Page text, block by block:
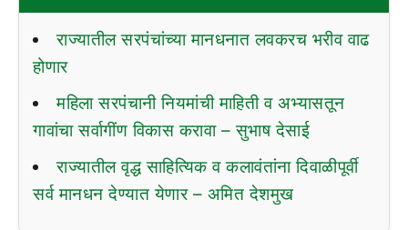
राज्यातील सरपंचांच्या मानधनात लवकरच भरीव वाढ
होणार
महिला सरपंचानी नियमांची माहिती व अभ्यासतून
गावांचा सर्वागींण विकास करावा – सुभाष देसाई
राज्यातील वृद्ध साहित्यिक व कलावंतांना दिवाळीपूर्वी
सर्व मानधन देण्यात येणार – अमित देशमुख